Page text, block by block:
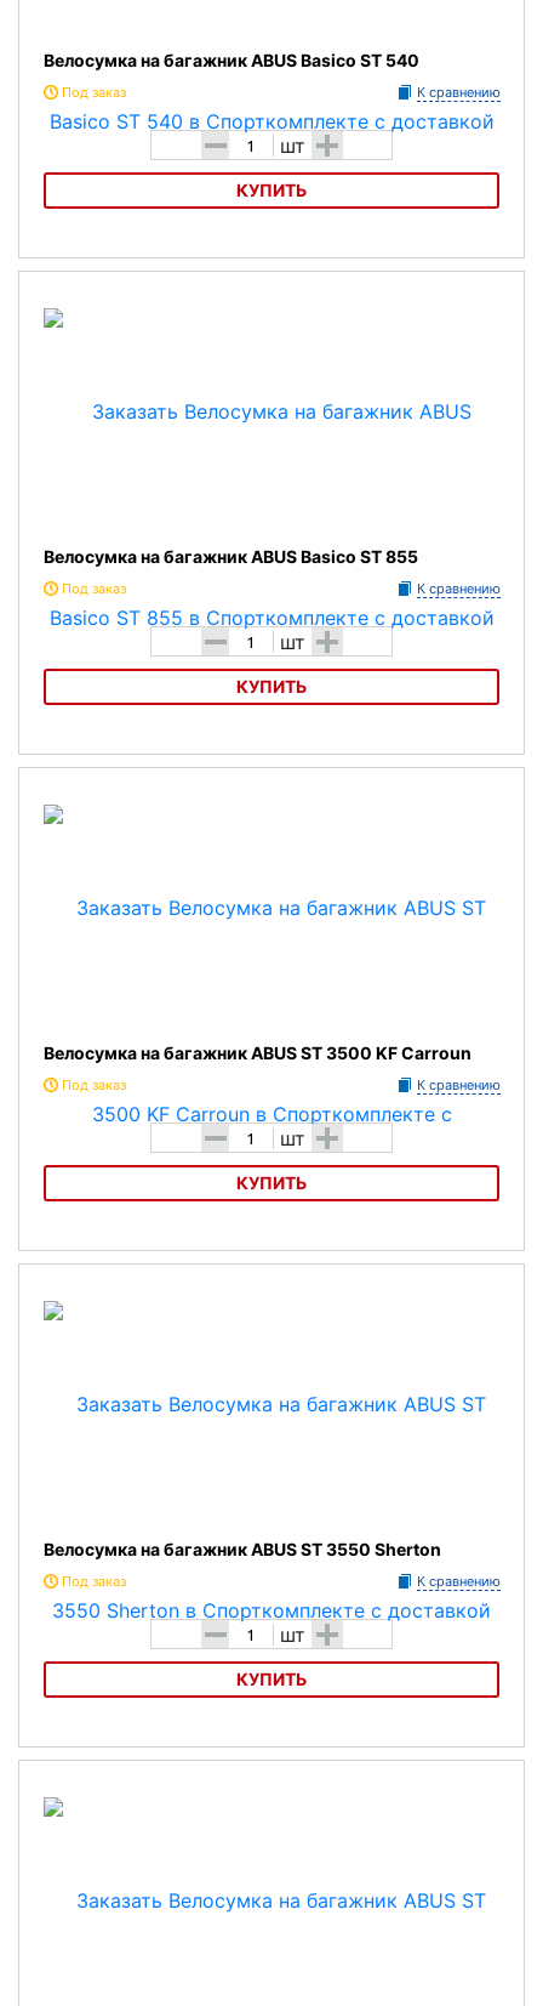
Велосумка на багажник ABUS Basico ST 540
Под заказ К сравнению
- шт +
КУПИТЬ
Велосумка на багажник ABUS Basico ST 540
Велосумка на багажник ABUS Basico ST 855
Под заказ К сравнению
- шт +
КУПИТЬ
Велосумка на багажник ABUS Basico ST 855
Велосумка на багажник ABUS ST 3500 KF Carroun
Под заказ К сравнению
- шт +
КУПИТЬ
Велосумка на багажник ABUS ST 3500 KF Carroun
Велосумка на багажник ABUS ST 3550 Sherton
Под заказ К сравнению
- шт +
КУПИТЬ
Велосумка на багажник ABUS ST 3550 Sherton